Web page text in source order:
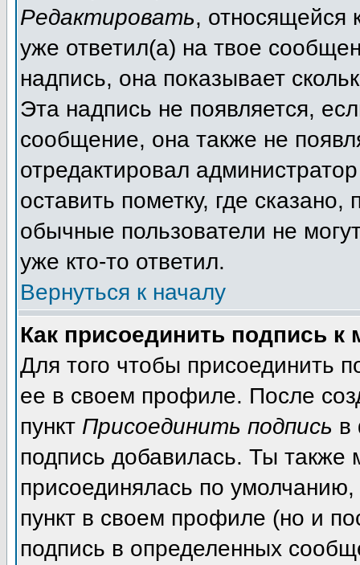
Редактировать, относящейся
уже ответил(а) на твое
надпись, она показывает
Эта надпись не появляется,
сообщение, она также не
отредактировал
оставить пометку, где
обычные пользователи не
уже кто-то ответил.
Вернуться к началу
Как присоединить подпись
Для того чтобы присоединить
ее в своем профиле. После
пункт Присоединить подпись в
подпись добавилась. Ты
присоединялась по
пункт в своем профиле (но и
подпись в определенных